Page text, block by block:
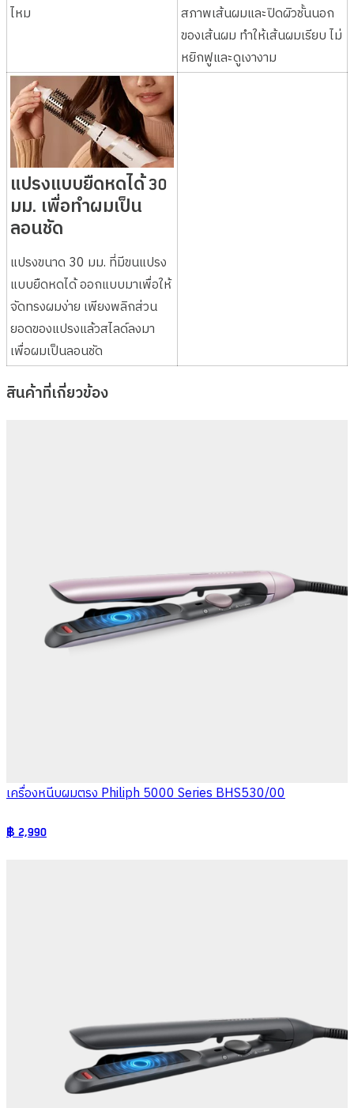
ไหม
สภาพเส้นผมและปิดผิวชั้นนอก
ของเส้นผม ทำให้เส้นผมเรียบ ไม่
หยิกฟูและดูเงางาม
แปรงแบบยืดหดได้ 30
มม. เพื่อทำผมเป็น
ลอนชัด
แปรงขนาด 30 มม. ที่มีขนแปรง
แบบยืดหดได้ ออกแบบมาเพื่อให้
จัดทรงผมง่าย เพียงพลิกส่วน
ยอดของแปรงแล้วสไลด์ลงมา
เพื่อผมเป็นลอนชัด
สินค้าที่เกี่ยวข้อง
เครื่องหนีบผมตรง Philiph 5000 Series BHS530/00
฿ 2,990